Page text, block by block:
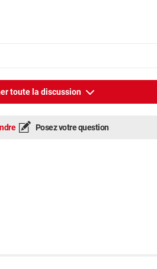
toute la discussion
Posez votre question